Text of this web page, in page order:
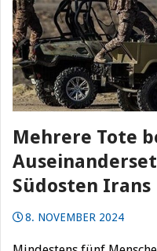
Mehrere Tote
Südosten Irans
8. NOVEMBER 2024